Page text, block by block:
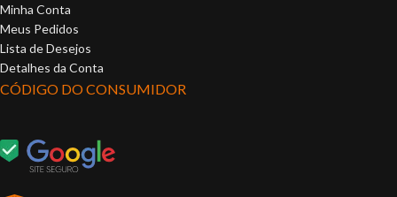
Minha Conta
Meus Pedidos
Lista de Desejos
Detalhes da Conta
CÓDIGO DO CONSUMIDOR